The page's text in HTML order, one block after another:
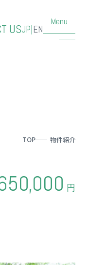
USJP|EN
Menu
TOP 物件紹介
円